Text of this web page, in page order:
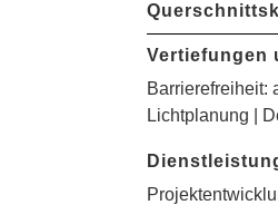
Vertiefungen
Barrierefreiheit:
Lichtplanung |